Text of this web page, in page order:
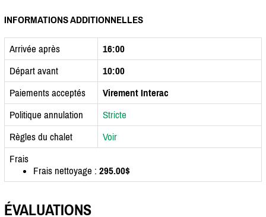
INFORMATIONS ADDITIONNELLES
Arrivée après
16:00
Départ avant
10:00
Paiements acceptés
Virement Interac
Politique annulation
Stricte
Règles du chalet
Voir
Frais
Frais nettoyage : 295.00$
ÉVALUATIONS